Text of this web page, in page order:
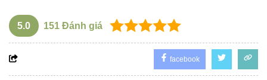
5.0 151 Đánh giá
facebook